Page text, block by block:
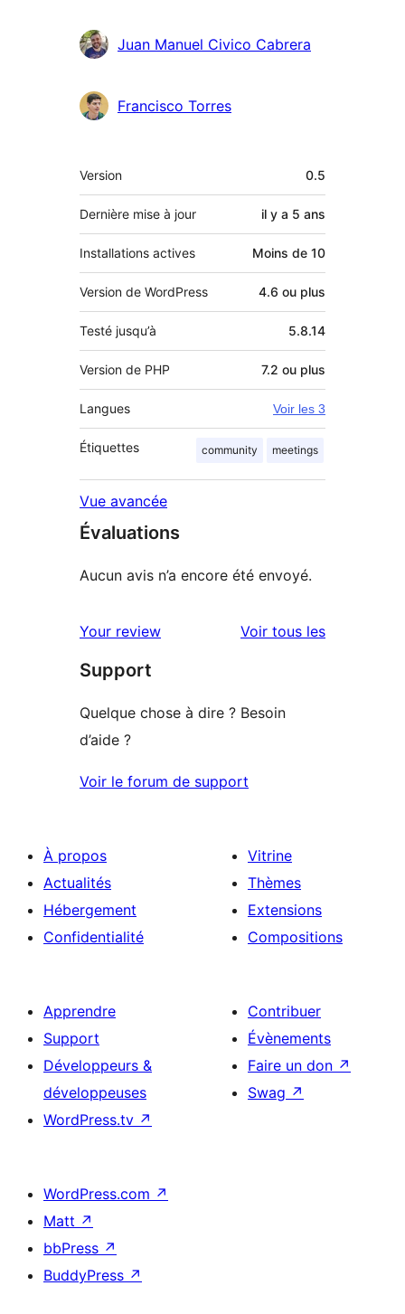
Juan Manuel Civico Cabrera
Francisco Torres
Méta
Version 0.5
Dernière mise à jour il y a 5 ans
Installations actives Moins de 10
Version de WordPress 4.6 ou plus
Testé jusqu’à 5.8.14
Version de PHP 7.2 ou plus
Langues Voir les 3
Étiquettes community meetings
Vue avancée
Évaluations
Aucun avis n’a encore été envoyé.
Your review Voir tous lesavis
Support
Quelque chose à dire ? Besoin
d’aide ?
Voir le forum de support
À propos
Actualités
Hébergement
Confidentialité
Vitrine
Thèmes
Extensions
Compositions
Apprendre
Support
Développeurs &
développeuses
WordPress.tv ↗
Contribuer
Évènements
Faire un don ↗
Swag ↗
WordPress.com ↗
Matt ↗
bbPress ↗
BuddyPress ↗